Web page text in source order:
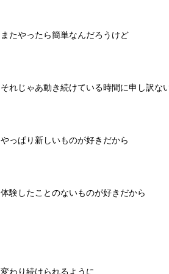
またやったら簡単なんだろうけど
それじゃあ動き続けている時間に申し訳な
やっぱり新しいものが好きだから
体験したことのないものが好きだから
変わり続けられるように